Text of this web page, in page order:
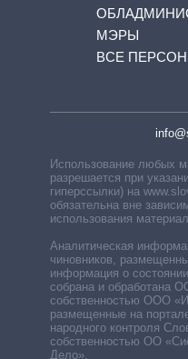
МЭРЫ
ВСЕ
Использование любых
разрешается при
гиперссылки) на
обязательна вне
использования
Аналитическая
чиновников,
информация о
собрана и обработана
собственностью ООО
размещенные на
народного контроля
собственностью ОО
Дело».